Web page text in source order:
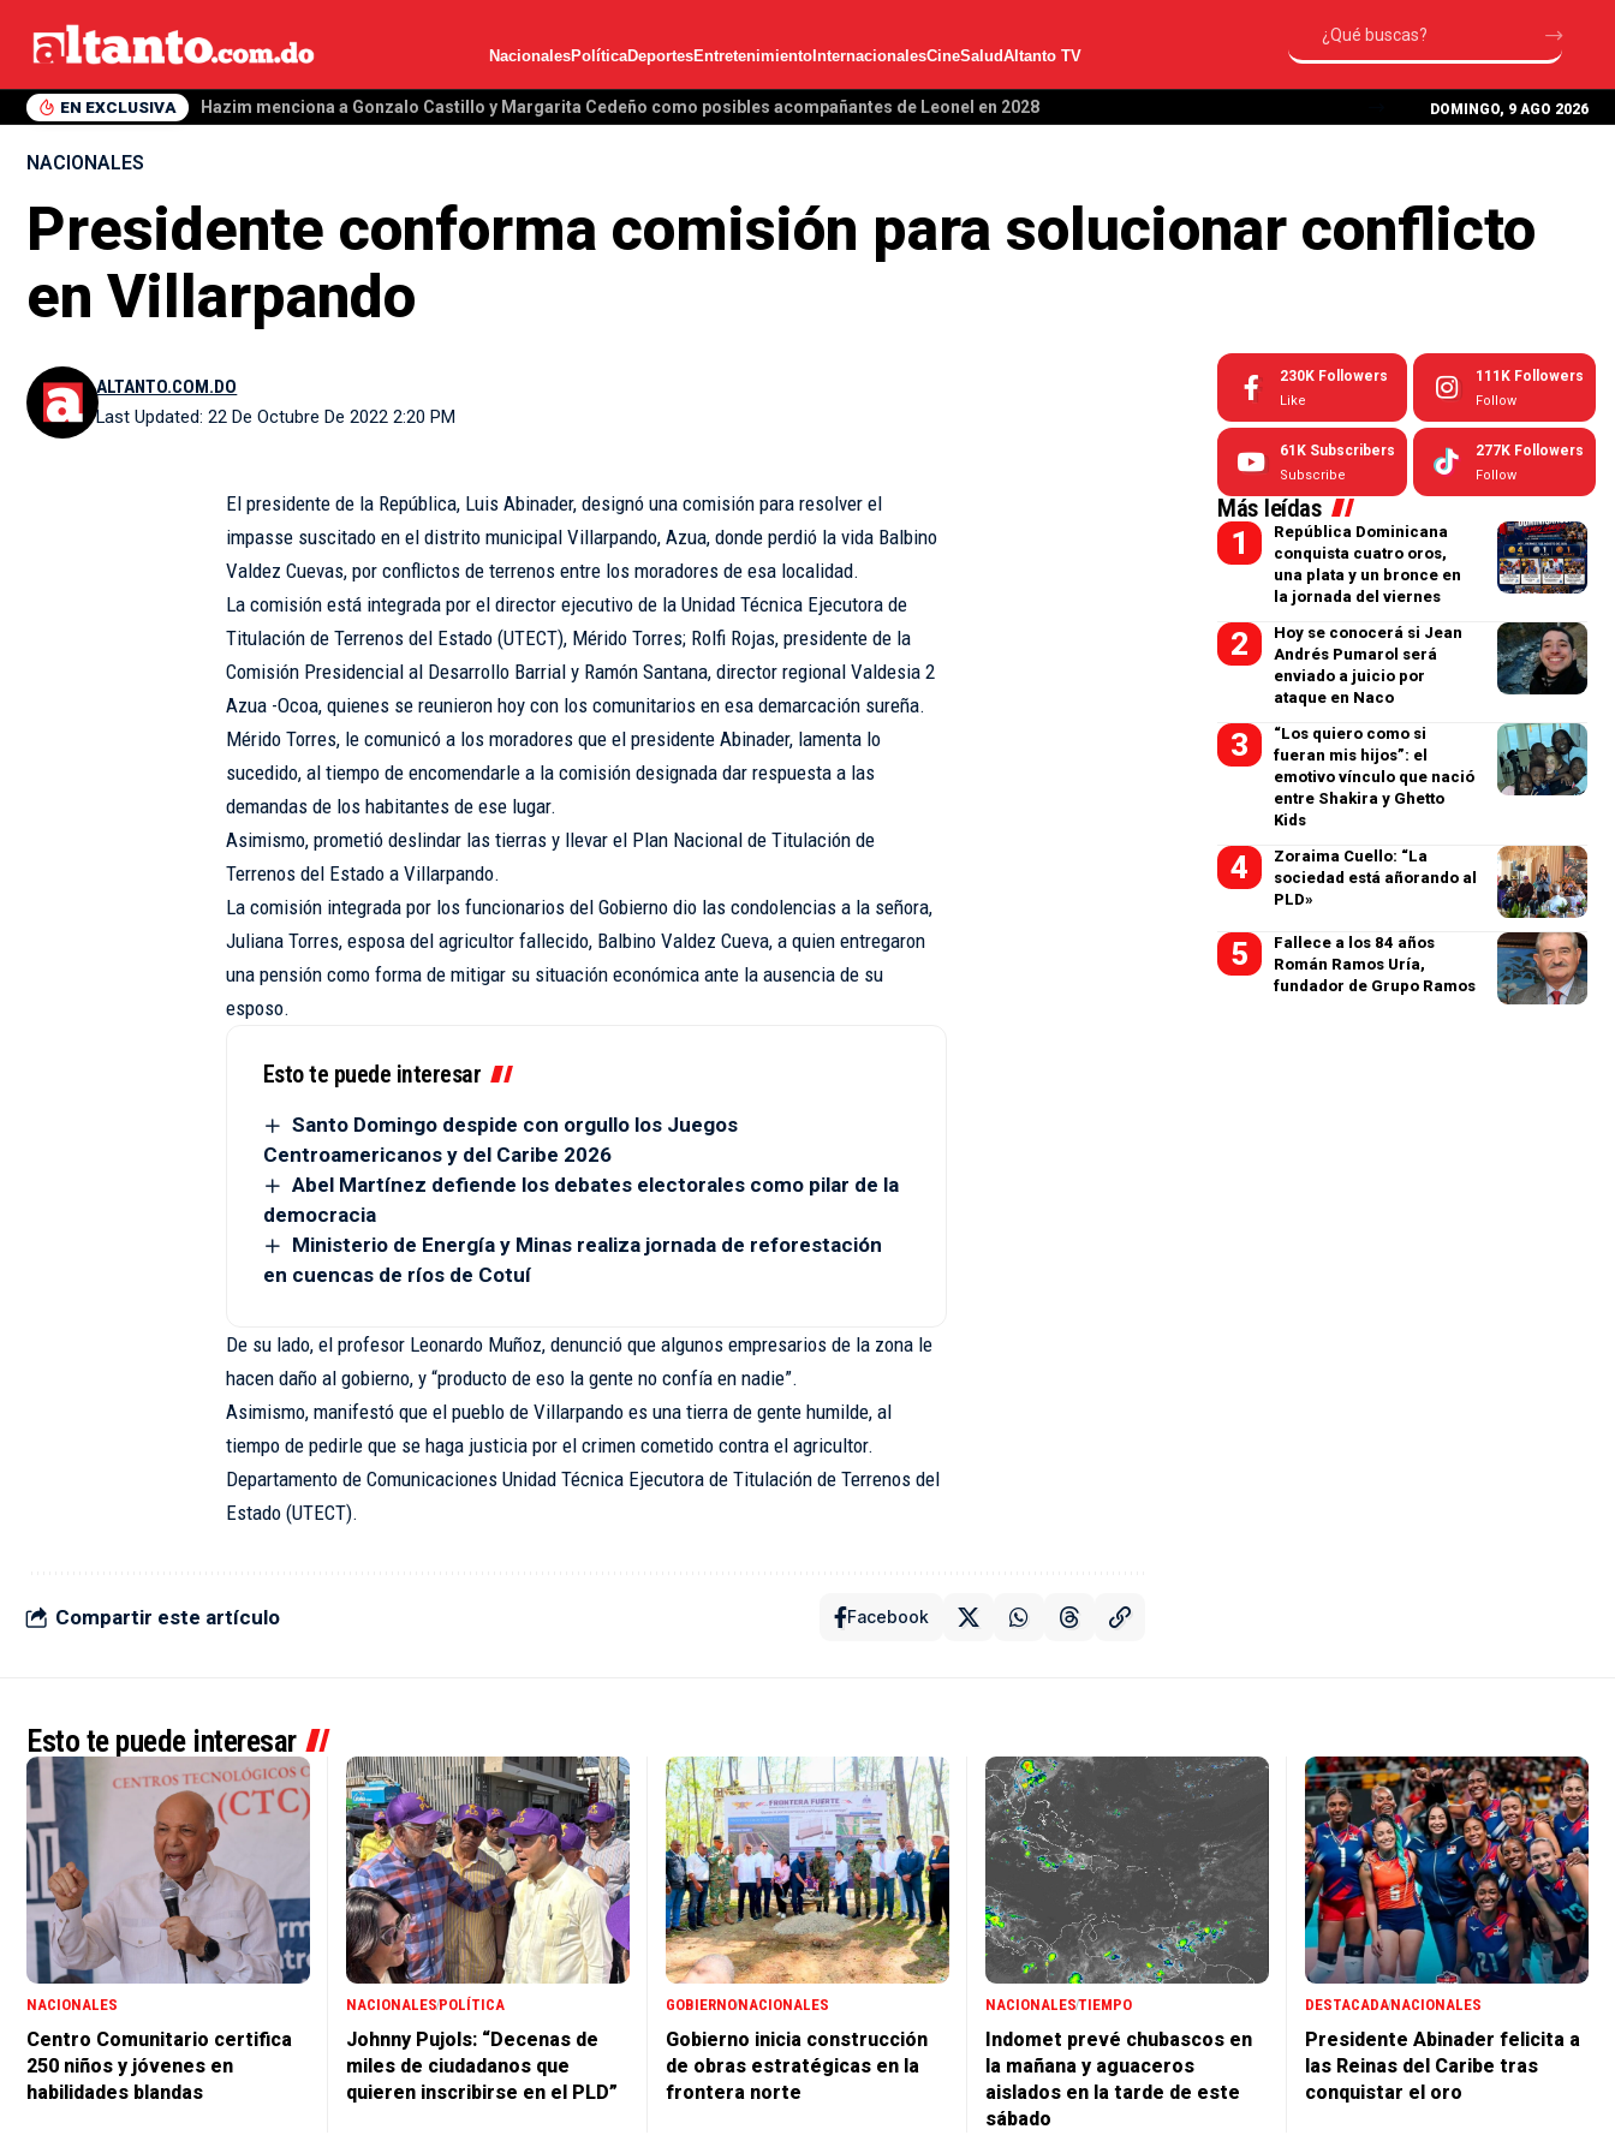
NacionalesPolíticaDeportesEntretenimiento InternacionalesCineSaludAltanto TV
EN EXCLUSIVA Hazim menciona a Gonzalo Castillo y Margarita Cedeño como posibles acompañantes de Leonel en 2028 DOMINGO, 9 AGO 2026
NACIONALES
Presidente conforma comisión para solucionar conflicto
en Villarpando
Last Updated: 22 De Octubre De 2022 2:20 PM
ALTANTO.COM.DO
El presidente de la República, Luis Abinader, designó una comisión para resolver el
impasse suscitado en el distrito municipal Villarpando, Azua, donde perdió la vida Balbino
Valdez Cuevas, por conflictos de terrenos entre los moradores de esa localidad.
La comisión está integrada por el director ejecutivo de la Unidad Técnica Ejecutora de
Titulación de Terrenos del Estado (UTECT), Mérido Torres; Rolfi Rojas, presidente de la
Comisión Presidencial al Desarrollo Barrial y Ramón Santana, director regional Valdesia 2
Azua -Ocoa, quienes se reunieron hoy con los comunitarios en esa demarcación sureña.
Mérido Torres, le comunicó a los moradores que el presidente Abinader, lamenta lo
sucedido, al tiempo de encomendarle a la comisión designada dar respuesta a las
demandas de los habitantes de ese lugar.
Asimismo, prometió deslindar las tierras y llevar el Plan Nacional de Titulación de
Terrenos del Estado a Villarpando.
La comisión integrada por los funcionarios del Gobierno dio las condolencias a la señora,
Juliana Torres, esposa del agricultor fallecido, Balbino Valdez Cueva, a quien entregaron
una pensión como forma de mitigar su situación económica ante la ausencia de su
esposo.
Esto te puede interesar
Santo Domingo despide con orgullo los Juegos
Centroamericanos y del Caribe 2026
Abel Martínez defiende los debates electorales como pilar de la
democracia
Ministerio de Energía y Minas realiza jornada de reforestación
en cuencas de ríos de Cotuí
De su lado, el profesor Leonardo Muñoz, denunció que algunos empresarios de la zona le
hacen daño al gobierno, y “producto de eso la gente no confía en nadie”.
Asimismo, manifestó que el pueblo de Villarpando es una tierra de gente humilde, al
tiempo de pedirle que se haga justicia por el crimen cometido contra el agricultor.
Departamento de Comunicaciones Unidad Técnica Ejecutora de Titulación de Terrenos del
Estado (UTECT).
Compartir este artículo Facebook
230K Followers
Like
111K Followers
Follow
61K Subscribers
Subscribe
277K Followers
Follow
Más leídas
República Dominicana
conquista cuatro oros,
una plata y un bronce en
la jornada del viernes
Hoy se conocerá si Jean
Andrés Pumarol será
enviado a juicio por
ataque en Naco
“Los quiero como si
fueran mis hijos”: el
emotivo vínculo que nació
entre Shakira y Ghetto
Kids
Zoraima Cuello: “La
sociedad está añorando al
PLD»
Fallece a los 84 años
Román Ramos Uría,
fundador de Grupo Ramos
Esto te puede interesar
NACIONALES
Centro Comunitario certifica
250 niños y jóvenes en
habilidades blandas
NACIONALESPOLÍTICA
Johnny Pujols: “Decenas de
miles de ciudadanos que
quieren inscribirse en el PLD”
GOBIERNONACIONALES
Gobierno inicia construcción
de obras estratégicas en la
frontera norte
NACIONALESTIEMPO
Indomet prevé chubascos en
la mañana y aguaceros
aislados en la tarde de este
sábado
DESTACADANACIONALES
Presidente Abinader felicita a
las Reinas del Caribe tras
conquistar el oro